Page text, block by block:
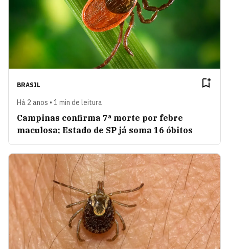
BRASIL
Há 2 anos • 1 min de leitura
Campinas confirma 7ª morte por febre
maculosa; Estado de SP já soma 16 óbitos